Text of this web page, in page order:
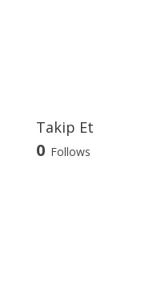
Takip Et
0 Follows